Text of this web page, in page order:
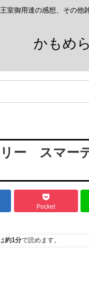
室御用達の感想、その
かもめ
ー スマー
Pocket
約1分で読めます。